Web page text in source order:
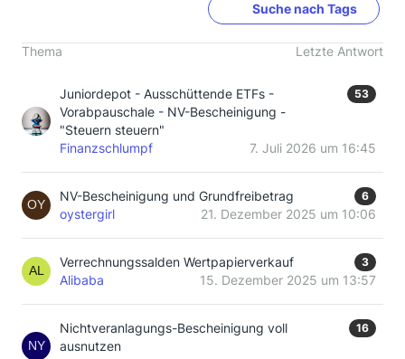
Suche nach Tags
Thema Letzte Antwort
Juniordepot - Ausschüttende ETFs -
Vorabpauschale - NV-Bescheinigung -
"Steuern steuern"
53
Finanzschlumpf 7. Juli 2026 um 16:45
NV-Bescheinigung und Grundfreibetrag 6
oystergirl 21. Dezember 2025 um 10:06
Verrechnungssalden Wertpapierverkauf 3
Alibaba 15. Dezember 2025 um 13:57
Nichtveranlagungs-Bescheinigung voll
ausnutzen
16